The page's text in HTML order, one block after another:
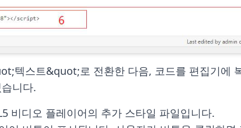
텍스트&quot;로 전환한 다음, 코드를 편집기에
니다.
비디오 플레이어의 추가 스타일 파일입니다.